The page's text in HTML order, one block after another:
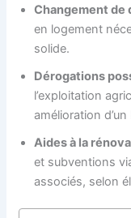
Changement de
en logement
solide.
Dérogations
l’exploitation
amélioration
Aides à la
et subventions
associés, selon